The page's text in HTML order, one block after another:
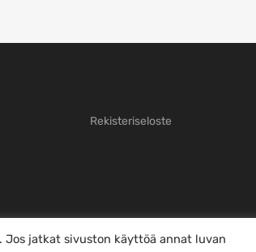
Rekisteriseloste
Jos jatkat sivuston käyttöä annat luvan